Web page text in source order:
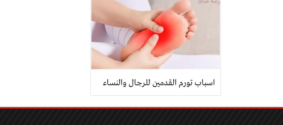
اسباب تورم القدمين للرجال والنساء